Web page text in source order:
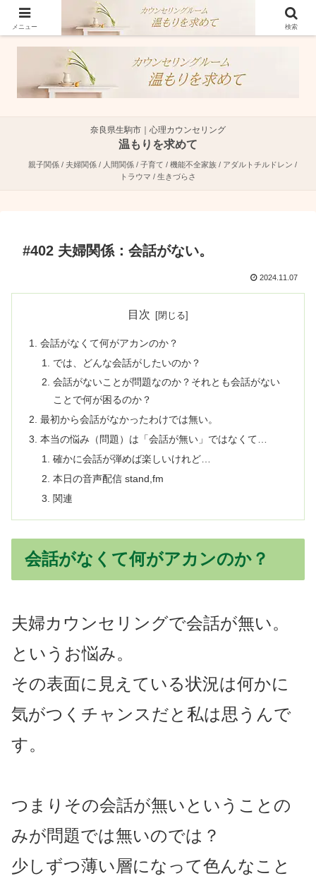
奈良県生駒市で親子関係・夫婦関係・人間関係に特化した心理カウンセラーで
す。
奈良県生駒市｜心理カウンセリング
温もりを求めて
親子関係 / 夫婦関係 / 人間関係 / 子育て / 機能不全家族 / アダルトチルドレン /
トラウマ / 生きづらさ
#402 夫婦関係：会話がない。
2024.11.07
目次
会話がなくて何がアカンのか？
では、どんな会話がしたいのか？
会話がないことが問題なのか？それとも会話がない
ことで何が困るのか？
最初から会話がなかったわけでは無い。
本当の悩み（問題）は「会話が無い」ではなくて…
確かに会話が弾めば楽しいけれど…
本日の音声配信 stand,fm
関連
会話がなくて何がアカンのか？
夫婦カウンセリングで会話が無い。
というお悩み。
その表面に見えている状況は何かに
気がつくチャンスだと私は思うんで
す。
つまりその会話が無いということの
みが問題では無いのでは？
少しずつ薄い層になって色んなこと
メニュー 検索